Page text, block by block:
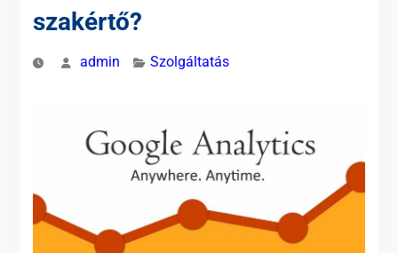
szakértő?
admin Szolgáltatás